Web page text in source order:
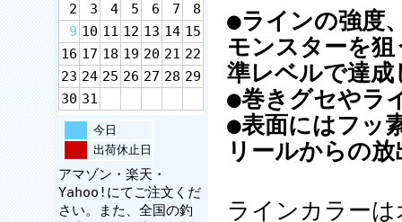
2
3 4 5 6 7
8
9 10 11 12 13 14 15
16 17 18 19 20 21 22
23 24 25 26 27 28 29
30 31
今日
出荷休止日
アマゾン・楽天・
Yahoo!にてご注文くだ
さい。また、全国の釣
●ラインの強度
モンスターを
準レベルで達
●巻きグセやラ
●表面にはフッ
リールからの
ラインカラー